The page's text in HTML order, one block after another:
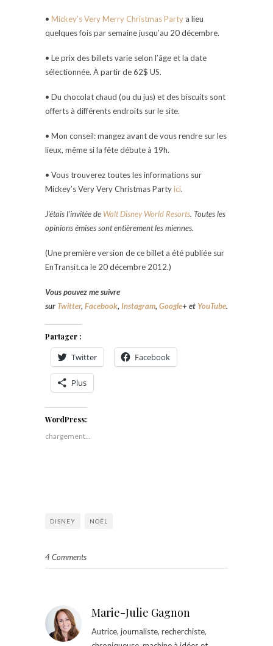
• Mickey’s Very Merry Christmas Party a lieu
quelques fois par semaine jusqu’au 20 décembre.
• Le prix des billets varie selon l’âge et la date
sélectionnée. À partir de 62$ US.
• Du chocolat chaud (ou du jus) et des biscuits sont
offerts à différents endroits sur le site.
• Mon conseil: mangez avant de vous rendre sur les
lieux, même si la fête débute à 19h.
• Vous trouverez toutes les informations sur
Mickey’s Very Very Christmas Partyici.
J’étais l’invitée de Walt Disney World Resorts. Toutes les
opinions émises sont entièrement les miennes.
(Une première version de ce billet a été publiée sur
EnTransit.ca le 20 décembre 2012.)
Vous pouvez me suivre
sur Twitter, Facebook, Instagram, Google+ et YouTube.
Partager :
Twitter Facebook
Plus
WordPress:
chargement…
DISNEY NOËL
4 Comments
Marie-Julie Gagnon
Autrice, journaliste, recherchiste,